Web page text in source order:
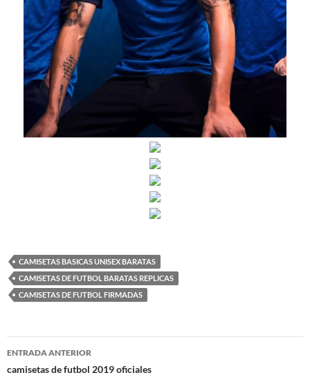
CAMISETAS BASICAS UNISEX BARATAS
CAMISETAS DE FUTBOL BARATAS REPLICAS
CAMISETAS DE FUTBOL FIRMADAS
Navegación
de
ENTRADA ANTERIOR
camisetas de futbol 2019 oficiales